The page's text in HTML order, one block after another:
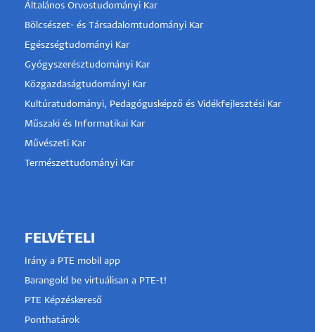
Általános Orvostudományi Kar
Bölcsészet- és Társadalomtudományi Kar
Egészségtudományi Kar
Gyógyszerésztudományi Kar
Közgazdaságtudományi Kar
Kultúratudományi, Pedagógusképző és Vidékfejlesztési Kar
Műszaki és Informatikai Kar
Művészeti Kar
Természettudományi Kar
FELVÉTELI
Irány a PTE mobil app
Barangold be virtuálisan a PTE-t!
PTE Képzéskereső
Ponthatárok